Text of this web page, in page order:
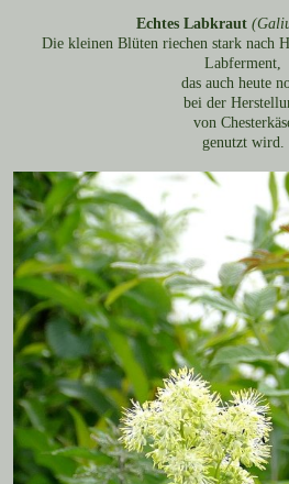
Echtes Labkraut
Die kleinen Blüten riechen stark nach
Labferment,
das auch heute
bei der
von
genutzt wird.